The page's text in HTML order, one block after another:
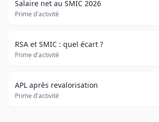
Salaire net au SMIC 2026
Prime d'activité
RSA et SMIC : quel écart ?
Prime d'activité
APL après revalorisation
Prime d'activité